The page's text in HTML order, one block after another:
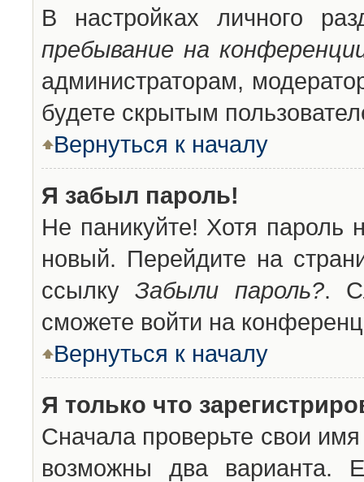
В настройках личного
пребывание на
администраторам,
будете скрытым
Вернуться к началу
Я забыл пароль!
Не паникуйте! Хотя пароль
новый. Перейдите на
ссылкуЗабыли пароль?.
сможете войти на
Вернуться к началу
Я только что
Сначала проверьте свои
возможны два варианта.